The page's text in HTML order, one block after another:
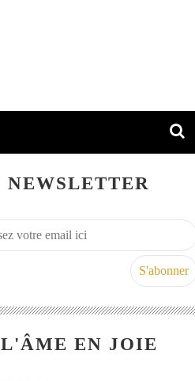
NEWSLETTER
L'ÂME EN JOIE